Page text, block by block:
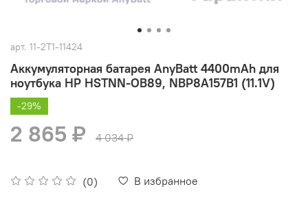
арт. 11-2T1-11424
Аккумуляторная батарея AnyBatt 4400mAh для
ноутбука HP HSTNN-OB89, NBP8A157B1 (11.1V)
(0) В избранное
-29%
2 865 ₽ 4 034 ₽